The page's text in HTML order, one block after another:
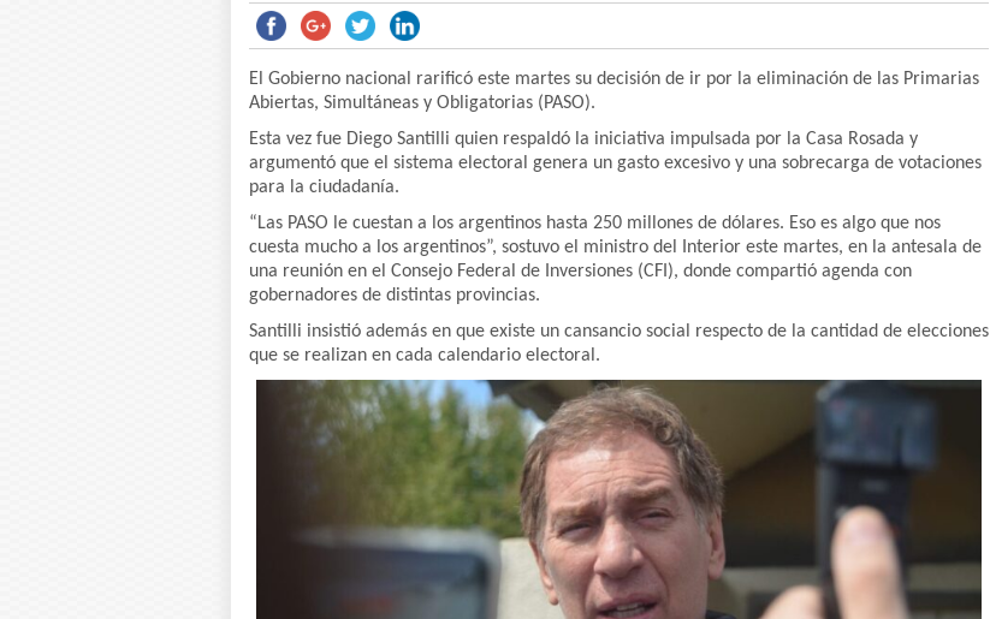
El Gobierno nacional rarificó este martes su decisión de ir por la eliminación de las Primarias
Abiertas, Simultáneas y Obligatorias (PASO).
Esta vez fue Diego Santilli quien respaldó la iniciativa impulsada por la Casa Rosada y
argumentó que el sistema electoral genera un gasto excesivo y una sobrecarga de votaciones
para la ciudadanía.
“Las PASO le cuestan a los argentinos hasta 250 millones de dólares. Eso es algo que nos
cuesta mucho a los argentinos”, sostuvo el ministro del Interior este martes, en la antesala de
una reunión en el Consejo Federal de Inversiones (CFI), donde compartió agenda con
gobernadores de distintas provincias.
Santilli insistió además en que existe un cansancio social respecto de la cantidad de elecciones
que se realizan en cada calendario electoral.